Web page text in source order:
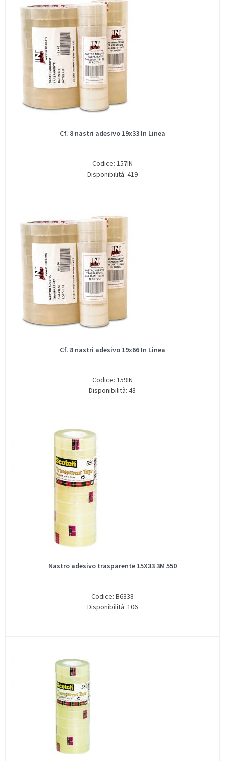
Cf. 8 nastri adesivo 19x33 In Linea
Codice: 157IN
Disponibilità: 419
Cf. 8 nastri adesivo 19x66 In Linea
Codice: 159IN
Disponibilità: 43
Nastro adesivo trasparente 15X33 3M 550
Codice: B6338
Disponibilità: 106